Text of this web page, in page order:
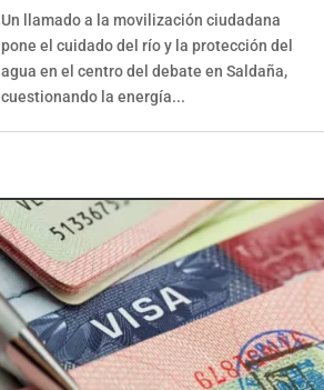
Un llamado a la movilización ciudadana
pone el cuidado del río y la protección del
agua en el centro del debate en Saldaña,
cuestionando la energía...